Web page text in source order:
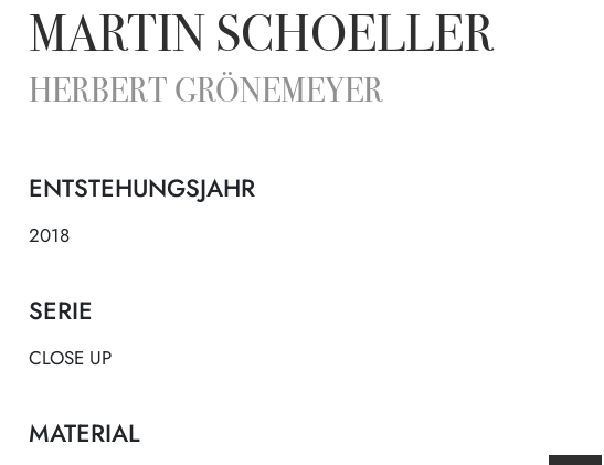
MARTIN SCHOELLER
HERBERT GRÖNEMEYER
ENTSTEHUNGSJAHR
2018
SERIE
CLOSE UP
MATERIAL